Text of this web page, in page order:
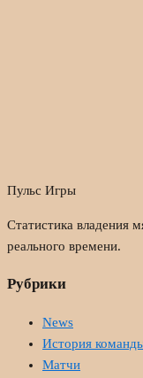
Пульс Игры
Статистика владения
реального времени.
Рубрики
News
История
Матчи